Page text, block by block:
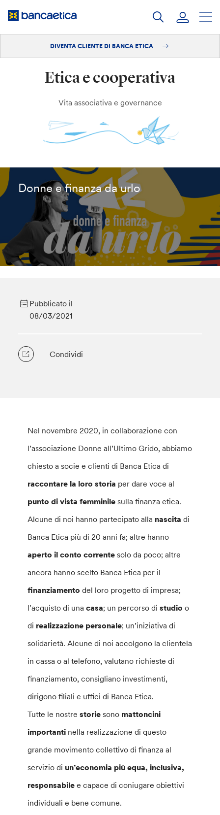
Diventa cliente
DIVENTA CLIENTE DI BANCA ETICA
Etica e cooperativa
Vita associativa e governance
Donne e finanza da urlo
Pubblicato il
08/03/2021
Condividi
Nel novembre 2020, in collaborazione con
l’associazione Donne all’Ultimo Grido, abbiamo
chiesto a socie e clienti di Banca Etica di
raccontare la loro storia per dare voce al
punto di vista femminile sulla finanza etica.
Alcune di noi hanno partecipato alla nascita di
Banca Etica più di 20 anni fa; altre hanno
aperto il conto corrente solo da poco; altre
ancora hanno scelto Banca Etica per il
finanziamentodel loro progetto di impresa;
l’acquisto di unacasa; un percorso distudioo
di realizzazione personale; un’iniziativa di
solidarietà. Alcune di noi accolgono la clientela
in cassa o al telefono, valutano richieste di
finanziamento, consigliano investimenti,
dirigono filiali e uffici di Banca Etica.
Tutte le nostrestoriesono mattoncini
importanti nella realizzazione di questo
grande movimento collettivo di finanza al
servizio di un’economia più equa, inclusiva,
responsabile e capace di coniugare obiettivi
individuali e bene comune.